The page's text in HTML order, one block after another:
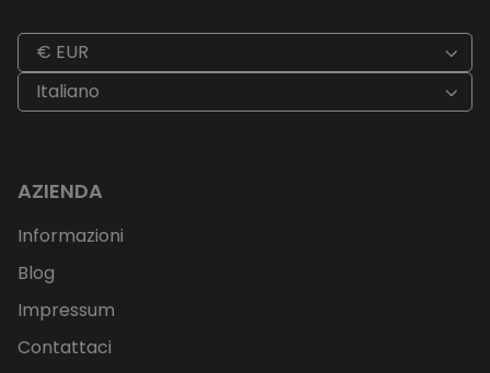
€ EUR
Italiano
AZIENDA
Informazioni
Blog
Impressum
Contattaci